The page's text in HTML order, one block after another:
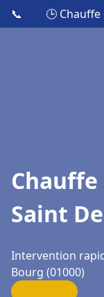
📞 🕒
Saint
Intervention
Bourg (01000)